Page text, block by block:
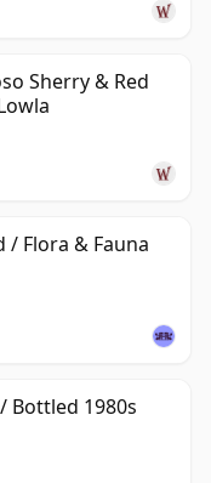
Sherry & Red
/ Flora & Fauna
Bottled 1980s